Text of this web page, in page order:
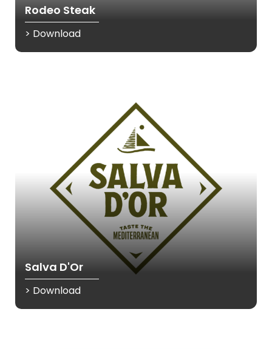
Rodeo Steak
> Download
Salva D'Or
> Download